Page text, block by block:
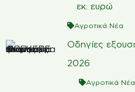
εκ. ευρώ
Αγροτικά Νέα
Οδηγίες
2026
Αγροτικά Νέα